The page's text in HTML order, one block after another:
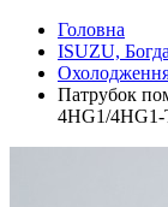
Головна
ISUZU,
Патрубок
4HG1/4HG1-